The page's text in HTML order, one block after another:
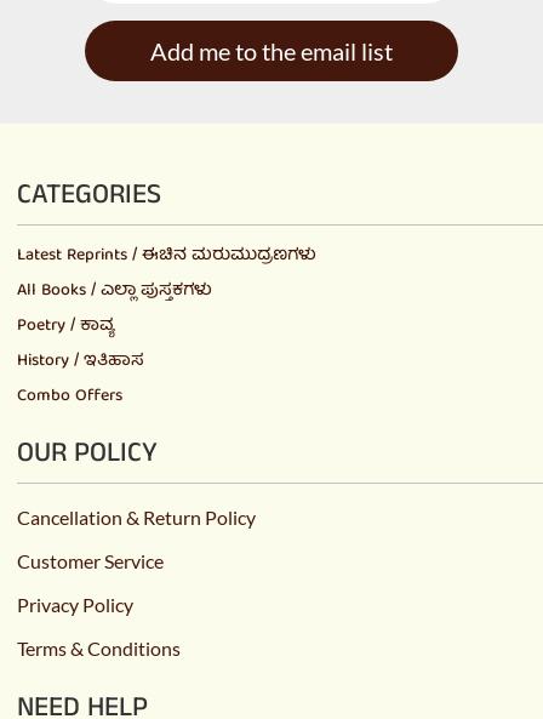
Add me to the email list
CATEGORIES
Latest Reprints / ಈಚಿನ ಮರುಮುದ್ರಣಗಳು
All Books / ಎಲ್ಲಾ ಪುಸ್ತಕಗಳು
Poetry / ಕಾವ್ಯ
History / ಇತಿಹಾಸ
Combo Offers
OUR POLICY
Cancellation & Return Policy
Customer Service
Privacy Policy
Terms & Conditions